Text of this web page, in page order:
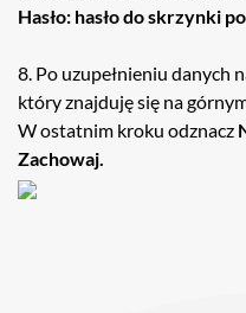
Hasło: hasło do skrzynki
8. Po uzupełnieniu danych
który znajduję się na
W ostatnim kroku odznacz
Zachowaj.